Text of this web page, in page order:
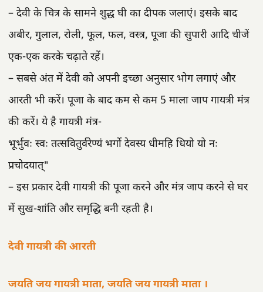
– देवी के चित्र के सामने शुद्ध घी का दीपक जलाएं। इसके बाद
अबीर, गुलाल, रोली, फूल, फल, वस्त्र, पूजा की सुपारी आदि चीजें
एक-एक करके चढ़ाते रहें।
– सबसे अंत में देवी को अपनी इच्छा अनुसार भोग लगाएं और
आरती भी करें। पूजा के बाद कम से कम 5 माला जाप गायत्री मंत्र
की करें। ये है गायत्री मंत्र-
भूर्भुवः स्वः तत्सवितुर्वरेण्यं भर्गो देवस्य धीमहि धियो यो नः
प्रचोदयात्"
– इस प्रकार देवी गायत्री की पूजा करने और मंत्र जाप करने से घर
में सुख-शांति और समृद्धि बनी रहती है।
देवी गायत्री की आरती
जयति जय गायत्री माता, जयति जय गायत्री माता ।